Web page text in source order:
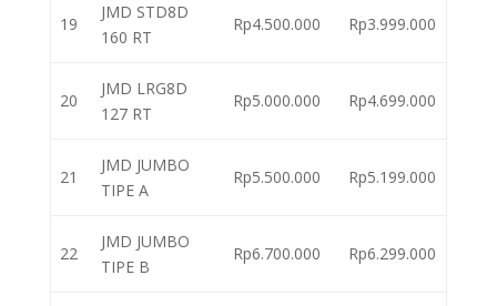
19
JMD STD8D
160 RT
Rp4.500.000 Rp3.999.000
20
JMD LRG8D
127 RT
Rp5.000.000 Rp4.699.000
21
JMD JUMBO
TIPE A
Rp5.500.000 Rp5.199.000
22
JMD JUMBO
TIPE B
Rp6.700.000 Rp6.299.000